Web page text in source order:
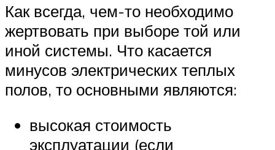
Как всегда, чем-то необходимо
жертвовать при выборе той или
иной системы. Что касается
минусов электрических теплых
полов, то основными являются:
высокая стоимость
эксплуатации (если